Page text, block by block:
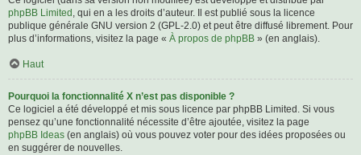
phpBB Limited , qui en a les droits d’auteur. Il est publié sous la licence
publique générale GNU version 2 (GPL-2.0) et peut être diffusé librement. Pour
plus d’informations, visitez la page « À propos de phpBB » (en anglais).
Haut
Pourquoi la fonctionnalité X n’est pas disponible ?
Ce logiciel a été développé et mis sous licence par phpBB Limited. Si vous
pensez qu’une fonctionnalité nécessite d’être ajoutée, visitez la page
phpBB Ideas (en anglais) où vous pouvez voter pour des idées proposées ou
en suggérer de nouvelles.